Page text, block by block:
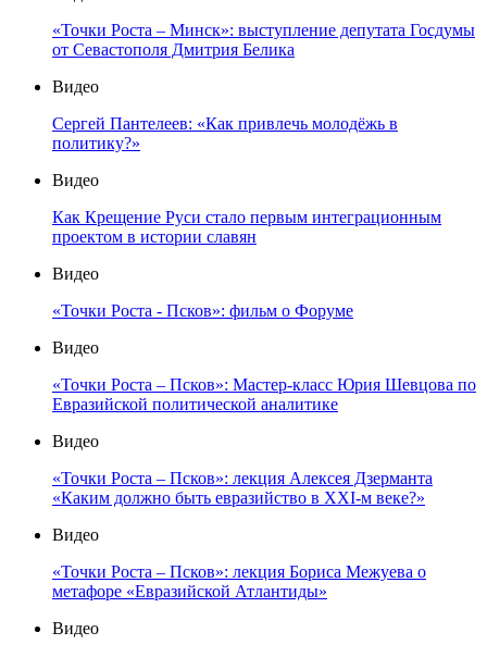
«Точки Роста – Минск»: выступление депутата Госдумы
от Севастополя Дмитрия Белика
Видео
Сергей Пантелеев: «Как привлечь молодёжь в
политику?»
Видео
Как Крещение Руси стало первым интеграционным
проектом в истории славян
Видео
«Точки Роста - Псков»: фильм о Форуме
Видео
«Точки Роста – Псков»: Мастер-класс Юрия Шевцова по
Евразийской политической аналитике
Видео
«Точки Роста – Псков»: лекция Алексея Дзерманта
«Каким должно быть евразийство в XXI-м веке?»
Видео
«Точки Роста – Псков»: лекция Бориса Межуева о
метафоре «Евразийской Атлантиды»
Видео